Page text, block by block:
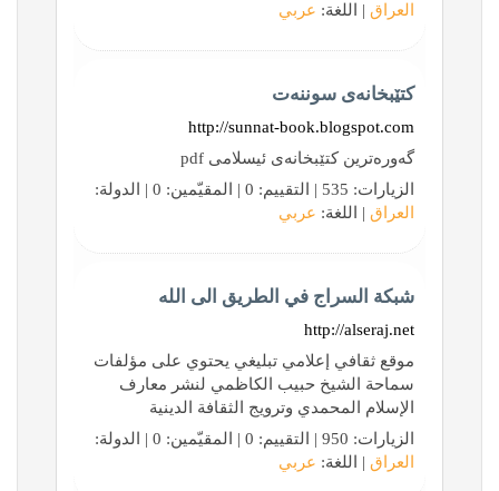
العراق | اللغة: عربي
کتێبخانەی سوننەت
http://sunnat-book.blogspot.com
گەورەترین کتێبخانەی ئیسلامی pdf
الزيارات: 535 | التقييم: 0 | المقيّمين: 0 | الدولة:
العراق | اللغة: عربي
شبكة السراج في الطريق الى الله
http://alseraj.net
موقع ثقافي إعلامي تبليغي يحتوي على مؤلفات
سماحة الشيخ حبيب الكاظمي لنشر معارف
الإسلام المحمدي وترويج الثقافة الدينية
الزيارات: 950 | التقييم: 0 | المقيّمين: 0 | الدولة:
العراق | اللغة: عربي